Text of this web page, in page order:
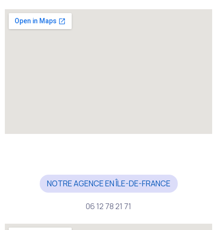
NOTRE AGENCE EN ÎLE-DE-FRANCE
06 12 78 21 71